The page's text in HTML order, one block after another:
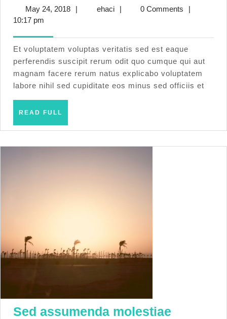
May 24, 2018May
| ehaciehaci
| 0 Comments
|
10:17 pm
Et voluptatem voluptas veritatis sed est eaque
perferendis suscipit rerum odit quo cumque qui aut
magnam facere rerum natus explicabo voluptatem
labore nihil sed cupiditate eos minus sed officiis et
READ FULL
Sed assumenda molestiae